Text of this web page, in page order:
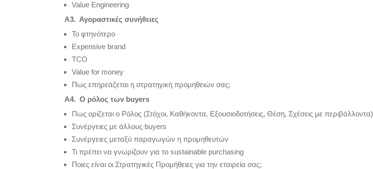
Value Engineering
Α3. Αγοραστικές συνήθειες
To φτηνότερο
Expensive brand
TCO
Value for money
Πως επηρεάζεται η στρατηγική προμηθειών σας;
Α4. Ο ρόλος των buyers
Πως ορίζεται ο Ρόλος (Στόχοι, Καθήκοντα, Εξουσιοδοτήσεις, Θέση, Σχέσεις με περιβάλλοντα)
Συνέργειες με άλλους buyers
Συνέργειες μεταξύ παραγωγών η προμηθευτών
Τι πρέπει να γνωρίζουν για το sustainable purchasing
Ποιες είναι οι Στρατηγικές Προμήθειες για την εταιρεία σας;